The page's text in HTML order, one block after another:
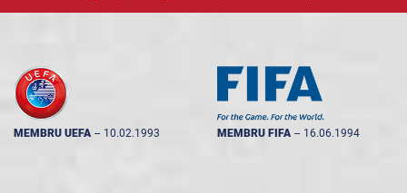
MEMBRU UEFA -- 10.02.1993 MEMBRU FIFA -- 16.06.1994